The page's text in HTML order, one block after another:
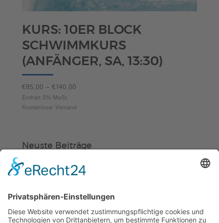
KURS: 10ER BLOCK
SCHWIMMKURS
(ANFÄNGER, SA, 13:30)
€85,00 – € 140,00Preisspanne:
bis
Enthält 0% MwSt.
Kostenloser Versand
Neuste Beiträge
Verein
ab 13 Uhr geschlossen